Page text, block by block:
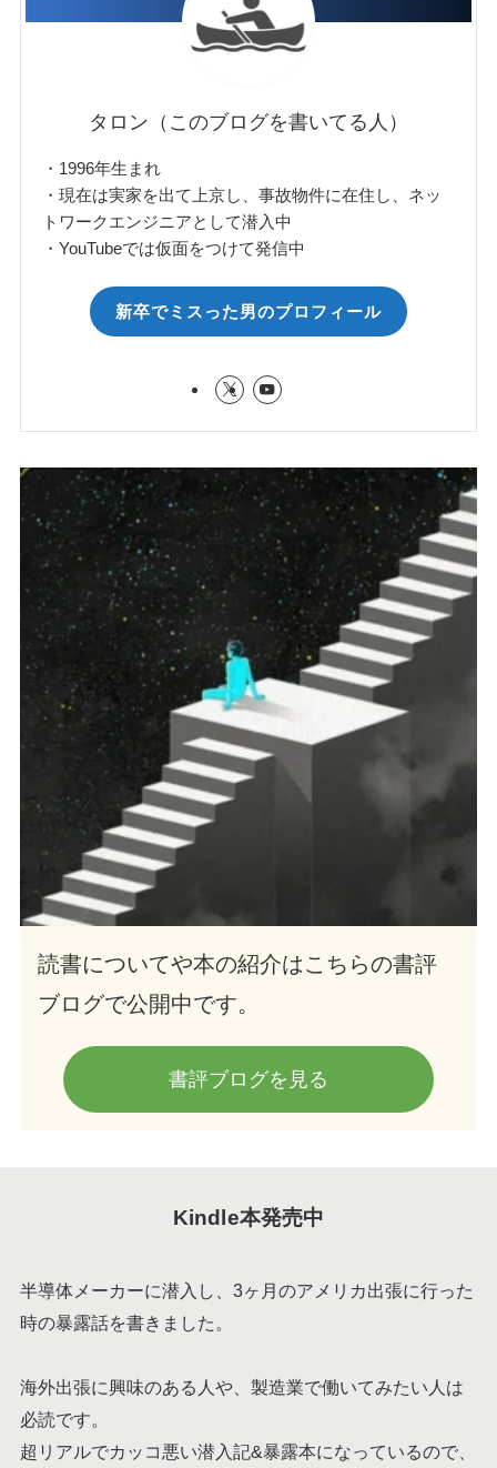
タロン（このブログを書いてる人）
・1996年生まれ
・現在は実家を出て上京し、事故物件に在住し、ネッ
トワークエンジニアとして潜入中
・YouTubeでは仮面をつけて発信中
新卒でミスった男のプロフィール
読書についてや本の紹介はこちらの書評
ブログで公開中です。
書評ブログを見る
Kindle本発売中
半導体メーカーに潜入し、3ヶ月のアメリカ出張に行った
時の暴露話を書きました。
海外出張に興味のある人や、製造業で働いてみたい人は
必読です。
超リアルでカッコ悪い潜入記&暴露本になっているので、